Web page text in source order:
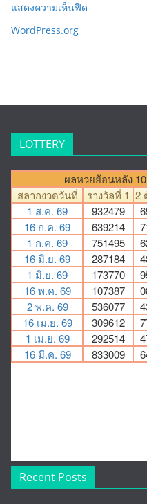
แสดงความเห็นฟีด
WordPress.org
LOTTERY
Recent Posts